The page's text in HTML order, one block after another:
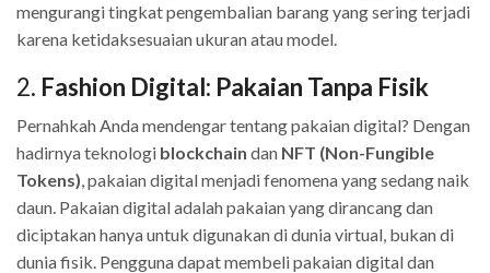
mengurangi tingkat pengembalian barang yang sering terjadi
karena ketidaksesuaian ukuran atau model.
2. Fashion Digital: Pakaian Tanpa Fisik
Pernahkah Anda mendengar tentang pakaian digital? Dengan
hadirnya teknologi blockchain dan NFT (Non-Fungible
Tokens), pakaian digital menjadi fenomena yang sedang naik
daun. Pakaian digital adalah pakaian yang dirancang dan
diciptakan hanya untuk digunakan di dunia virtual, bukan di
dunia fisik. Pengguna dapat membeli pakaian digital dan